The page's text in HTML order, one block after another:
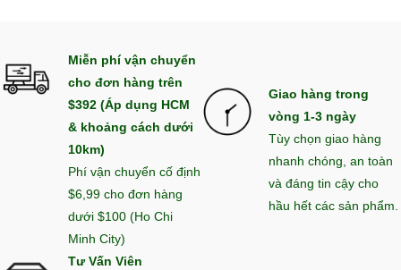
Miễn phí vận chuyển
cho đơn hàng trên
$392 (Áp dụng HCM
& khoảng cách dưới
10km)
Phí vận chuyển cố định
$6,99 cho đơn hàng
dưới $100 (Ho Chi
Minh City)
Giao hàng trong
vòng 1-3 ngày
Tùy chọn giao hàng
nhanh chóng, an toàn
và đáng tin cậy cho
hầu hết các sản phẩm.
Tư Vấn Viên